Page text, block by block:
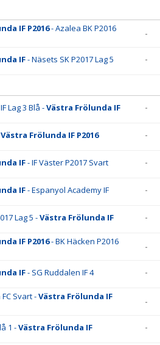
IF P2016- Azalea BK P2016
-
IF- Näsets SK P2017 Lag 5 -
Lag 3 Blå -Västra Frölunda IF -
Västra Frölunda IF P2016 -
IF- IF Väster P2017 Svart -
IF- Espanyol Academy IF -
Lag 5 -Västra Frölunda IF -
IF P2016- BK Häcken P2016
-
IF- SG Ruddalen IF 4 -
Svart -Västra Frölunda IF
-
1 -Västra Frölunda IF -